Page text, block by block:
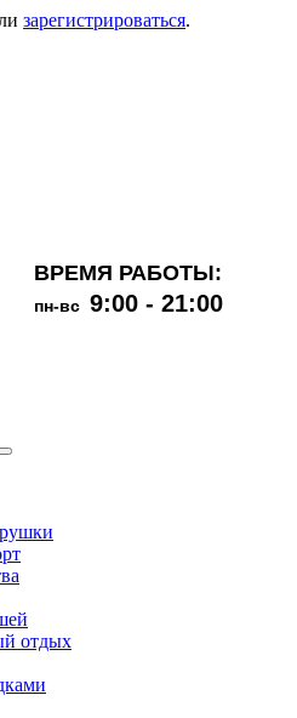
зарегистрироваться.
ВРЕМЯ РАБОТЫ:
пн-вс 9:00 - 21:00
отдых